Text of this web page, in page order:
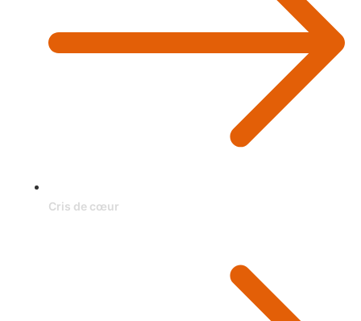
Cris de cœur